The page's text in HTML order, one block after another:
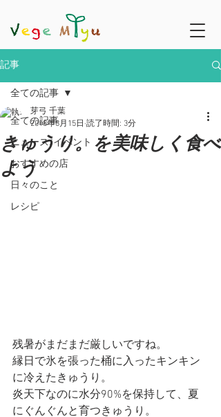
記事
全ての記事
ニュース/イベント
おすすめの店
日々のこと
レシピ
全ての記事
きゅうり。を美味しく食べ
よう
芽弓 千葉
2018年8月15日 読了時間: 3分
残暑がまだまだ厳しいですね。
縁日で氷を張った桶に入ったキンキン
に冷えたきゅうり。
炎天下なのに水分90%を保持して、夏
にぐんぐんと育つきゅうり。